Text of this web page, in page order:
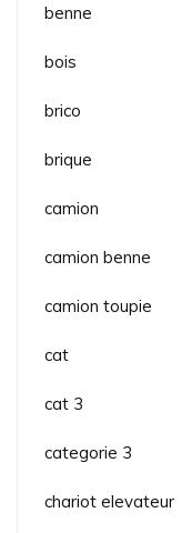
benne
bois
brico
brique
camion
camion benne
camion toupie
cat
cat 3
categorie 3
chariot elevateur